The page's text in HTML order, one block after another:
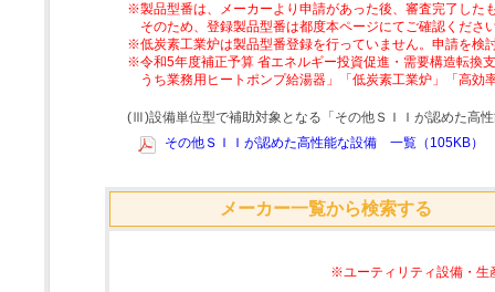
※製品型番は、メーカーより申請があった後、審査完了した
そのため、登録製品型番は都度本ページにてご確認くださ
※低炭素工業炉は製品型番登録を行っていません。申請を検
※令和5年度補正予算 省エネルギー投資促進・需要構造転換
うち業務用ヒートポンプ給湯器」「低炭素工業炉」「高
(Ⅲ)設備単位型で補助対象となる「その他ＳＩＩが認めた高
その他ＳＩＩが認めた高性能な設備 一覧（105KB）
メーカー一覧から検索する
※ユーティリティ設備・生